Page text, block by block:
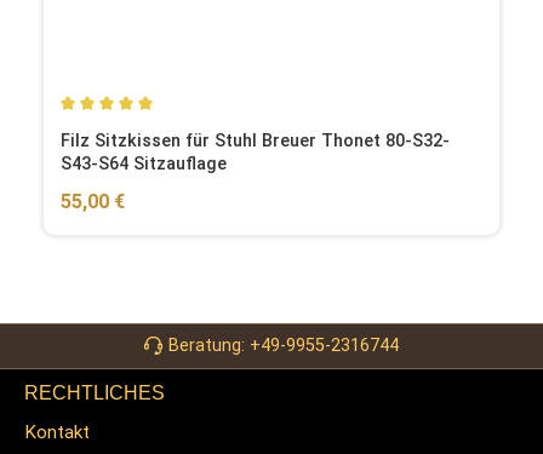
Durchschnittliche Bewertung von 5 von 5 Sternen
Filz Sitzkissen für Stuhl Breuer Thonet 80-S32-
S43-S64 Sitzauflage
Regulärer Preis:
55,00 €
Beratung: +49-9955-2316744
RECHTLICHES
Kontakt